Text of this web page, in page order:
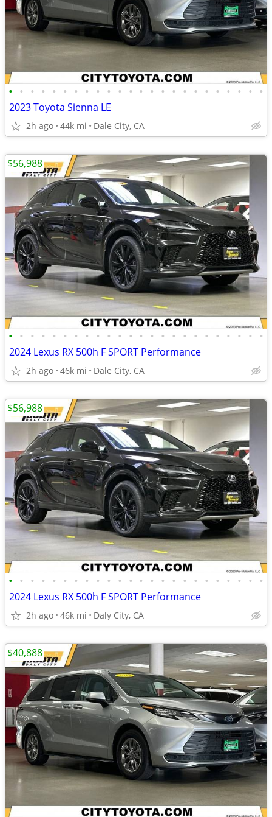
• • • • • • • • • • • • • • • • • • • • • • • •
2023 Toyota Sienna LE
2h ago 44k mi Dale City, CA
• • • • • • • • • • • • • • • • • • • • • • • •
2024 Lexus RX 500h F SPORT Performance
2h ago 46k mi Dale City, CA
$56,988
• • • • • • • • • • • • • • • • • • • • • • • •
2024 Lexus RX 500h F SPORT Performance
2h ago 46k mi Daly City, CA
$56,988
$40,888